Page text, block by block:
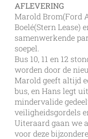
AFLEVERING
Marold Brom(Ford
Boelé(Stern Lease)
samenwerkende
soepel.
Bus 10, 11 en 12
worden door de
Marold geeft altijd
bus, en Hans legt
mindervalide
veiligheidsgordels
Uiteraard gaan we
voor deze